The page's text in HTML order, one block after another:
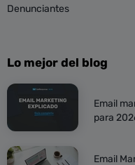
Denunciantes
Lo mejor del blog
Email
para
Email